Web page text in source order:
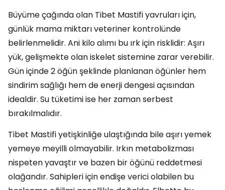
Büyüme çağında olan Tibet Mastifi yavruları için,
günlük mama miktarı veteriner kontrolünde
belirlenmelidir. Ani kilo alımı bu ırk için risklidir: Aşırı
yük, gelişmekte olan iskelet sistemine zarar verebilir.
Gün içinde 2 öğün şeklinde planlanan öğünler hem
sindirim sağlığı hem de enerji dengesi açısından
idealdir. Su tüketimi ise her zaman serbest
bırakılmalıdır.
Tibet Mastifi yetişkinliğe ulaştığında bile aşırı yemek
yemeye meyilli olmayabilir. Irkın metabolizması
nispeten yavaştır ve bazen bir öğünü reddetmesi
olağandır. Sahipleri için endişe verici olabilen bu